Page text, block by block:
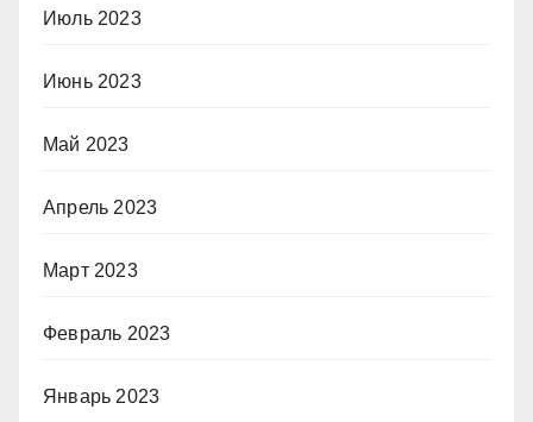
Июль 2023
Июнь 2023
Май 2023
Апрель 2023
Март 2023
Февраль 2023
Январь 2023